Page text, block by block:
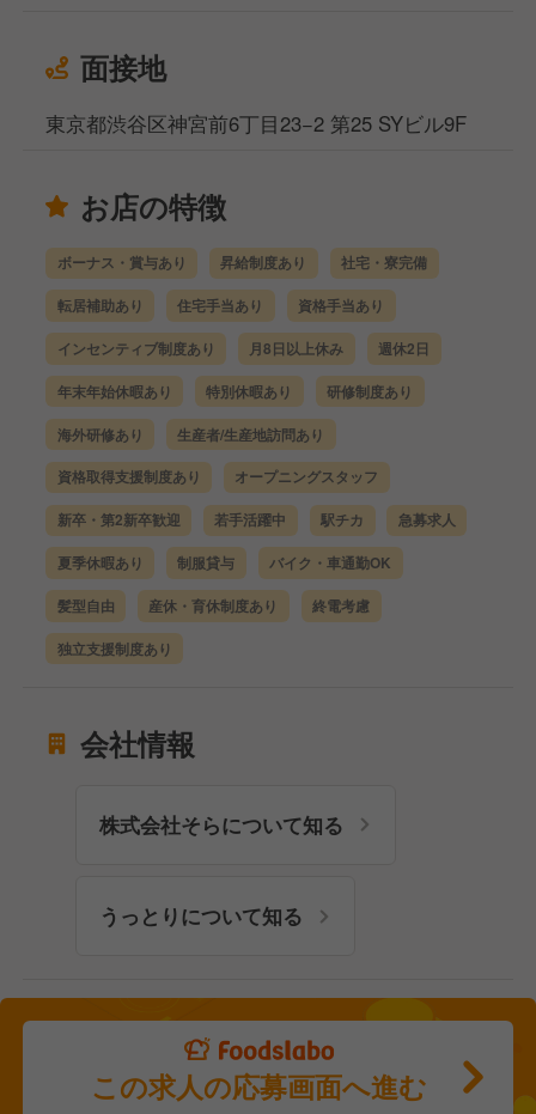
面接地
東京都渋谷区神宮前6丁目23−2 第25 SYビル9F
お店の特徴
ボーナス・賞与あり 昇給制度あり 社宅・寮完備
転居補助あり 住宅手当あり 資格手当あり
インセンティブ制度あり 月8日以上休み 週休2日
年末年始休暇あり 特別休暇あり 研修制度あり
海外研修あり 生産者/生産地訪問あり
資格取得支援制度あり オープニングスタッフ
新卒・第2新卒歓迎 若手活躍中 駅チカ 急募求人
夏季休暇あり 制服貸与 バイク・車通勤OK
髪型自由 産休・育休制度あり 終電考慮
独立支援制度あり
会社情報
株式会社そらについて知る
うっとりについて知る
この求人の応募画面へ進む